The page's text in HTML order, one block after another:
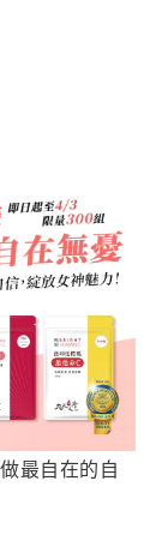
最自在的自